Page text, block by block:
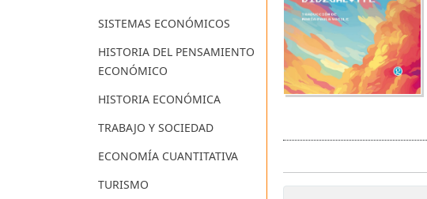
SISTEMAS ECONÓMICOS
HISTORIA DEL PENSAMIENTO
ECONÓMICO
HISTORIA ECONÓMICA
TRABAJO Y SOCIEDAD
ECONOMÍA CUANTITATIVA
TURISMO